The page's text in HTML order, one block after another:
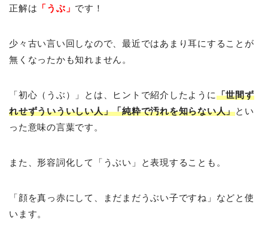
正解は 「うぶ」 です！
少々古い言い回しなので、最近ではあまり耳にすることが
無くなったかも知れません。
「初心（うぶ）」とは、ヒントで紹介したように「世間ず
れせずういういしい人」「純粋で汚れを知らない人」とい
った意味の言葉です。
また、形容詞化して「うぶい」と表現することも。
「顔を真っ赤にして、まだまだうぶい子ですね」などと使
います。